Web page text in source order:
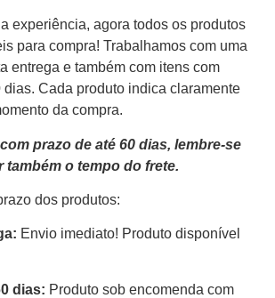
experiência, agora todos os produtos
para compra! Trabalhamos com uma
entrega e também com itens com
dias. Cada produto indica claramente
da compra.
prazo de até 60 dias, lembre-se
também o tempo do frete.
dos produtos:
Envio imediato! Produto disponível
dias: Produto sob encomenda com